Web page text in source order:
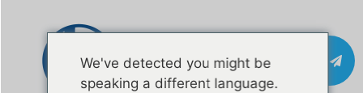
Póngase en
contacto con
We've detected you might be
speaking a different language.